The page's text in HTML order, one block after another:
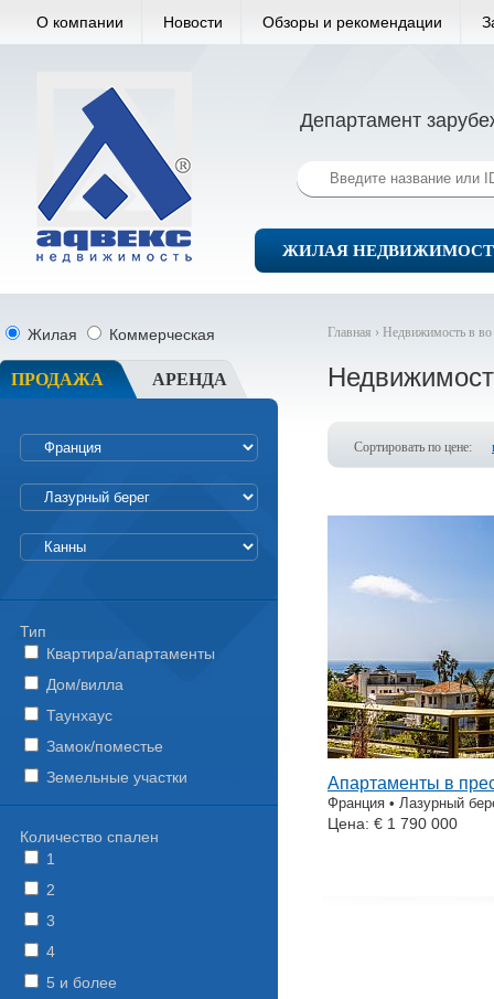
О компании Новости Обзоры и рекомендации
Департамент
ЖИЛАЯ
Главная › Недвижимость в
Сортировать по цене:
Апартаменты в
Франция • Лазурный
Цена: € 1 790 000
Жилая Коммерческая
ПРОДАЖА АРЕНДА
Тип
Квартира/апартаменты
Дом/вилла
Таунхаус
Замок/поместье
Земельные участки
Количество спален
1
2
3
4
5 и более